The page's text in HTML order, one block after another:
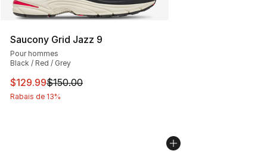
Saucony Grid Jazz 9
Pour hommes
Black / Red / Grey
Cet article est en solde. Le prix est passé de $150.00 à
$129.99$150.00
Rabais de 13%